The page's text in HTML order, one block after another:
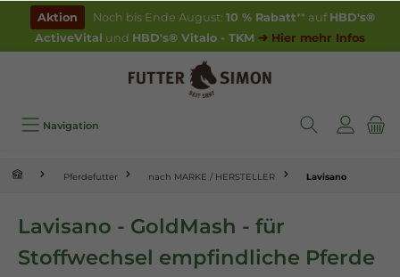
springen
Aktion Noch bis Ende August: 10 % Rabatt** auf HBD's®
ActiveVital und HBD's® Vitalo - TKM ➔ Hier mehr Infos
Navigation
Pferdefutter nach MARKE / HERSTELLER Lavisano
Lavisano - GoldMash - für
Stoffwechsel empfindliche Pferde